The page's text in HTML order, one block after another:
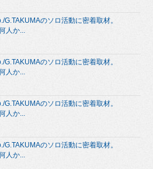
G.TAKUMAのソロ活動に密着取材。
人か...
G.TAKUMAのソロ活動に密着取材。
人か...
G.TAKUMAのソロ活動に密着取材。
人か...
G.TAKUMAのソロ活動に密着取材。
人か...